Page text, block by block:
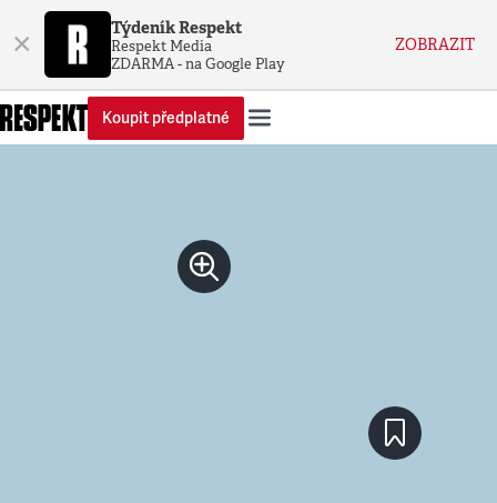
× Týdeník Respekt
Respekt Media
ZDARMA - na Google Play
ZOBRAZIT
Koupit předplatné